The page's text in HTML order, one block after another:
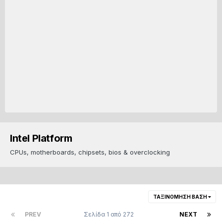
Intel Platform
CPUs, motherboards, chipsets, bios & overclocking
ΤΑΞΙΝΌΜΗΣΗ ΒΆΣΗ
PREV NEXT
Σελίδα 1 από 272